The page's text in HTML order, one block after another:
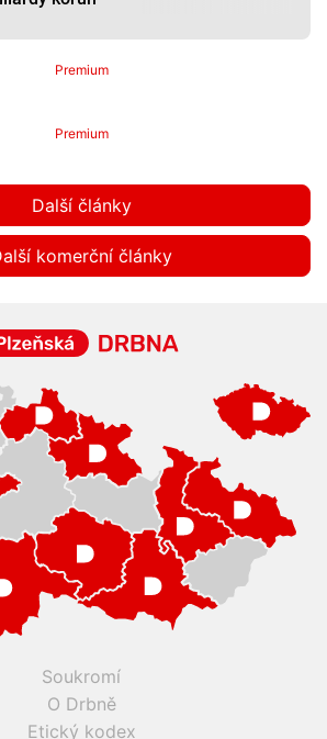
Premium
Premium
Další články
komerční články
Soukromí
O Drbně
Etický kodex